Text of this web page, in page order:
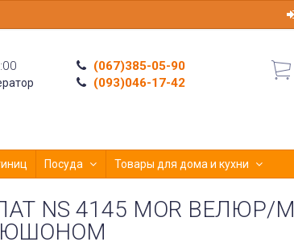
(067)385-05-90
(093)046-17-42
Посуда Товары для дома и кухни
NS 4145 MOR ВЕЛЮР/